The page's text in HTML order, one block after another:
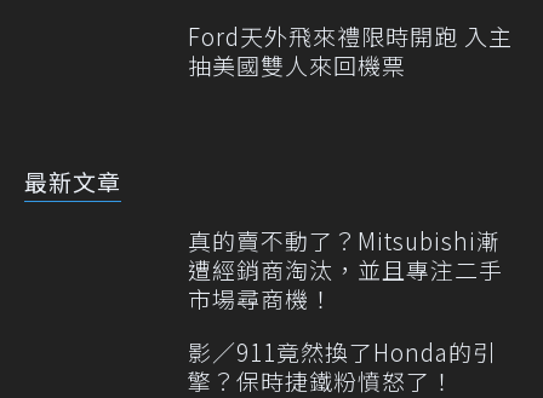
Ford天外飛來禮限時開跑 入主
抽美國雙人來回機票
最新文章
真的賣不動了？Mitsubishi漸
遭經銷商淘汰，並且專注二手
市場尋商機！
影／911竟然換了Honda的引
擎？保時捷鐵粉憤怒了！